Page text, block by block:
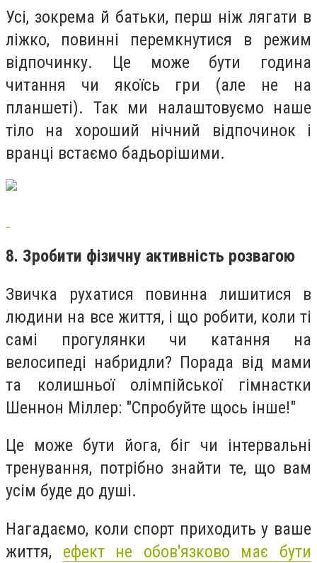
Усі, зокрема й батьки, перш ніж лягати в
ліжко, повинні перемкнутися в режим
відпочинку. Це може бути година
читання чи якоїсь гри (але не на
планшеті). Так ми налаштовуємо наше
тіло на хороший нічний відпочинок і
вранці встаємо бадьорішими.
8. Зробити фізичну активність розвагою
Звичка рухатися повинна лишитися в
людини на все життя, і що робити, коли ті
самі прогулянки чи катання на
велосипеді набридли? Порада від мами
та колишньої олімпійської гімнастки
Шеннон Міллер: "Спробуйте щось інше!"
Це може бути йога, біг чи інтервальні
тренування, потрібно знайти те, що вам
усім буде до душі.
Нагадаємо, коли спорт приходить у ваше
життя, ефект не обов'язково має бути